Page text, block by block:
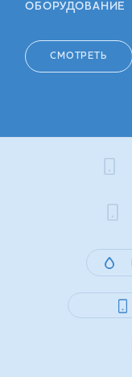
ОБОРУДОВАНИЕ
СМОТРЕТЬ